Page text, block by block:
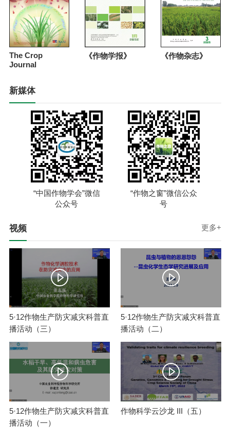
The Crop
Journal
《作物学报》 《作物杂志》
新媒体
“中国作物学会”微信
公众号
“作物之窗”微信公众
号
视频 更多+
5·12作物生产防灾减灾科普直
播活动（三）
5·12作物生产防灾减灾科普直
播活动（二）
5·12作物生产防灾减灾科普直
播活动（一）
作物科学云沙龙 III（五）